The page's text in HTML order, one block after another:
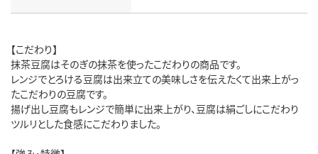
【こだわり】
抹茶豆腐はそのぎの抹茶を使ったこだわりの商品です。
レンジでとろける豆腐は出来立ての美味しさを伝えたくて出来上がっ
たこだわりの豆腐です。
揚げ出し豆腐もレンジで簡単に出来上がり、豆腐は絹ごしにこだわり
ツルリとした食感にこだわりました。